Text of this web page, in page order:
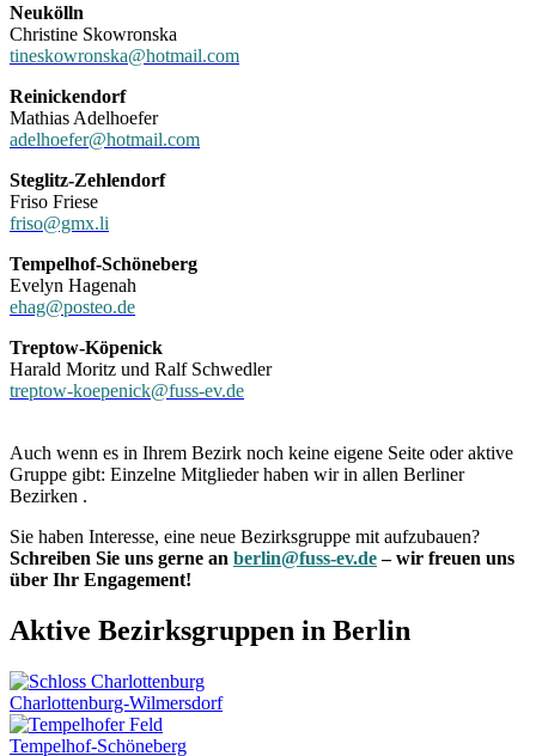
Neukölln
Christine Skowronska
tineskowronska@hotmail.com
Reinickendorf
Mathias Adelhoefer
adelhoefer@hotmail.com
Steglitz-Zehlendorf
Friso Friese
friso@gmx.li
Tempelhof-Schöneberg
Evelyn Hagenah
ehag@posteo.de
Treptow-Köpenick
Harald Moritz und Ralf Schwedler
treptow-koepenick@fuss-ev.de
Auch wenn es in Ihrem Bezirk noch keine eigene Seite oder aktive
Gruppe gibt: Einzelne Mitglieder haben wir in allen Berliner
Bezirken .
Sie haben Interesse, eine neue Bezirksgruppe mit aufzubauen?
Schreiben Sie uns gerne an berlin@fuss-ev.de – wir freuen uns
über Ihr Engagement!
Aktive Bezirksgruppen in Berlin
Charlottenburg-Wilmersdorf
Tempelhof-Schöneberg